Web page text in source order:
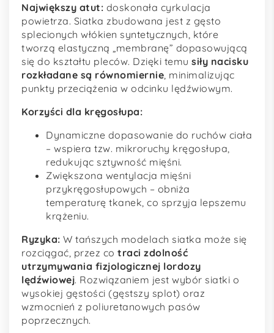
Największy atut: doskonała cyrkulacja
powietrza. Siatka zbudowana jest z gęsto
splecionych włókien syntetycznych, które
tworzą elastyczną „membranę” dopasowującą
się do kształtu pleców. Dzięki temu siły nacisku
rozkładane są równomiernie , minimalizując
punkty przeciążenia w odcinku lędźwiowym.
Korzyści dla kręgosłupa:
Dynamiczne dopasowanie do ruchów ciała
– wspiera tzw. mikroruchy kręgosłupa,
redukując sztywność mięśni.
Zwiększona wentylacja mięśni
przykręgosłupowych – obniża
temperaturę tkanek, co sprzyja lepszemu
krążeniu.
Ryzyka: W tańszych modelach siatka może się
rozciągać, przez co traci zdolność
utrzymywania fizjologicznej lordozy
lędźwiowej. Rozwiązaniem jest wybór siatki o
wysokiej gęstości (gęstszy splot) oraz
wzmocnień z poliuretanowych pasów
poprzecznych.